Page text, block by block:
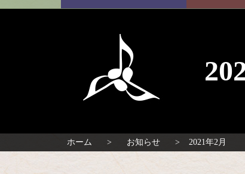
ホーム お知らせ 2021年2月